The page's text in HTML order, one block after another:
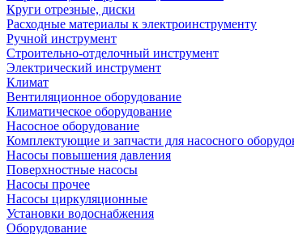
Круги отрезные, диски
Расходные материалы к электроинструменту
Ручной инструмент
Строительно-отделочный инструмент
Электрический инструмент
Климат
Вентиляционное оборудование
Климатическое оборудование
Насосное оборудование
Комплектующие и запчасти для насосного
Насосы повышения давления
Поверхностные насосы
Насосы прочее
Насосы циркуляционные
Установки водоснабжения
Оборудование